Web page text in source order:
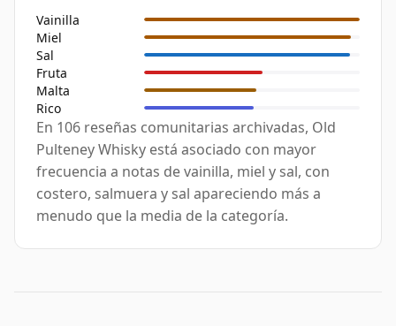
Vainilla
Miel
Sal
Fruta
Malta
Rico
En 106 reseñas comunitarias archivadas, Old
Pulteney Whisky está asociado con mayor
frecuencia a notas de vainilla, miel y sal, con
costero, salmuera y sal apareciendo más a
menudo que la media de la categoría.